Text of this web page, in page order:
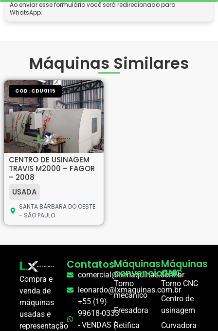
Ao enviar esse formulário você será redirecionado para
WhatsApp.
Máquinas Similares
COD: CDU0115
CENTRO DE USINAGEM
TRAVIS M2000 – FAGOR
– 2008
USADA
SANTA BÁRBARA DO OESTE
- SÃO PAULO
Compra e
venda de
máquinas
usadas e
representação
Contatos
comercial@lxmaquinas.com.br
leonardo@lxmaquinas.com.br
+55 (19)
99618-0333
- VENDAS (
Máquinas
convencional
Torno
mecânico
Fresadora
Retifica
Máquinas
CNC
Torno CNC
Centro de
usinagem
Curvadora